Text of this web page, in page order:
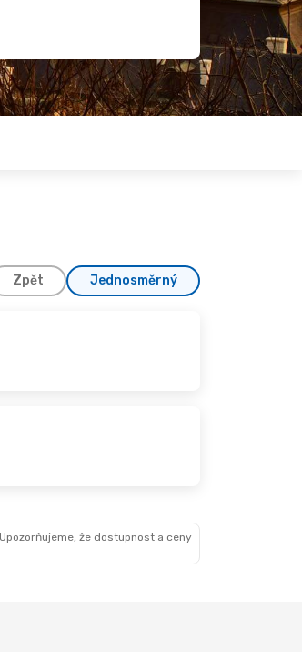
Zpět Jednosměrný
že dostupnost a ceny